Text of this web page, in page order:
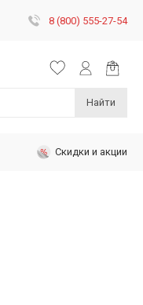
8 (800) 555-27-54
Найти
Скидки и акции